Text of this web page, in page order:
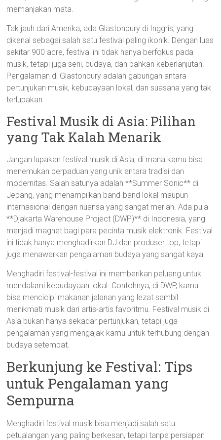
memanjakan mata.
Tak jauh dari Amerika, ada Glastonbury di Inggris, yang
dikenal sebagai salah satu festival paling ikonik. Dengan luas
sekitar 900 acre, festival ini tidak hanya berfokus pada
musik, tetapi juga seni, budaya, dan bahkan keberlanjutan.
Pengalaman di Glastonbury adalah gabungan antara
pertunjukan musik, kebudayaan lokal, dan suasana yang tak
terlupakan.
Festival Musik di Asia: Pilihan
yang Tak Kalah Menarik
Jangan lupakan festival musik di Asia, di mana kamu bisa
menemukan perpaduan yang unik antara tradisi dan
modernitas. Salah satunya adalah **Summer Sonic** di
Jepang, yang menampilkan band-band lokal maupun
internasional dengan nuansa yang sangat meriah. Ada pula
**Djakarta Warehouse Project (DWP)** di Indonesia, yang
menjadi magnet bagi para pecinta musik elektronik. Festival
ini tidak hanya menghadirkan DJ dan produser top, tetapi
juga menawarkan pengalaman budaya yang sangat kaya.
Menghadiri festival-festival ini memberikan peluang untuk
mendalami kebudayaan lokal. Contohnya, di DWP, kamu
bisa mencicipi makanan jalanan yang lezat sambil
menikmati musik dari artis-artis favoritmu. Festival musik di
Asia bukan hanya sekadar pertunjukan, tetapi juga
pengalaman yang mengajak kamu untuk terhubung dengan
budaya setempat.
Berkunjung ke Festival: Tips
untuk Pengalaman yang
Sempurna
Menghadiri festival musik bisa menjadi salah satu
petualangan yang paling berkesan, tetapi tanpa persiapan